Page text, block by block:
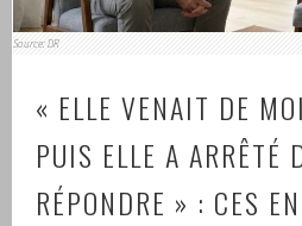
Source: DR
« ELLE VENAIT DE
PUIS ELLE A ARRÊTÉ
RÉPONDRE » : CES